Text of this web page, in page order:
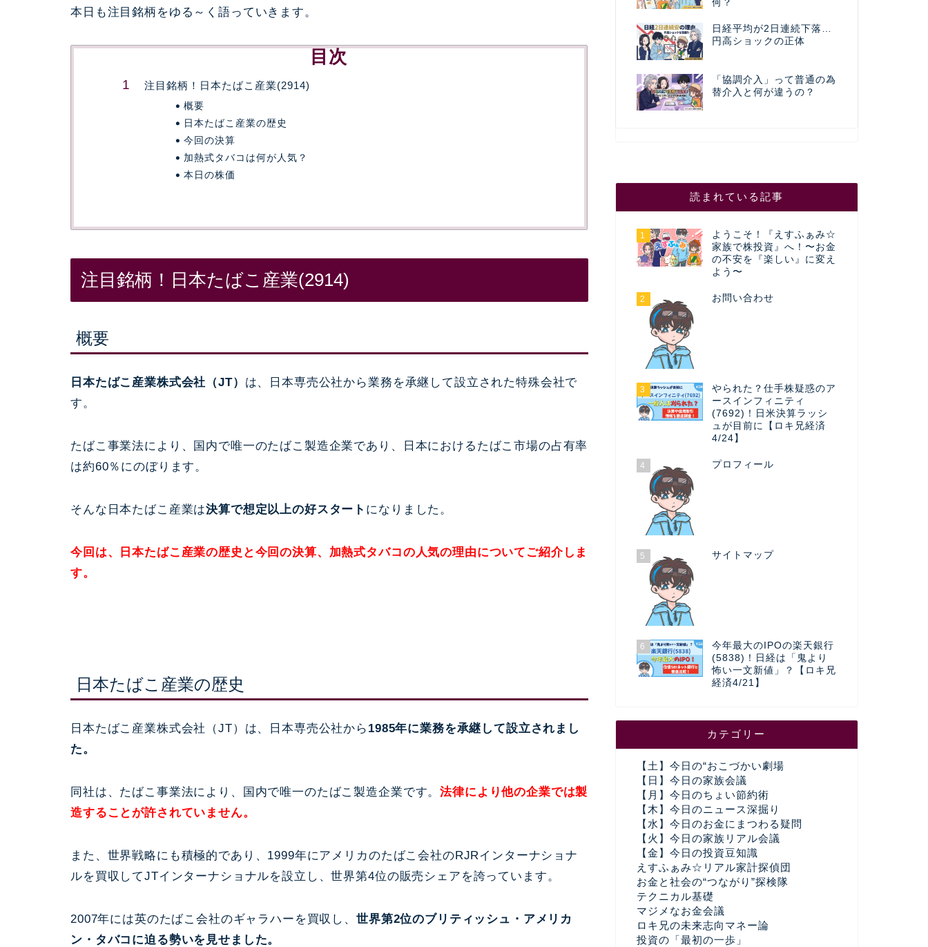
本日も注目銘柄をゆる～く語っていきます。
目次
注目銘柄！日本たばこ産業(2914)
概要
日本たばこ産業の歴史
今回の決算
加熱式タバコは何が人気？
本日の株価
注目銘柄！日本たばこ産業(2914)
概要
日本たばこ産業株式会社（JT） は、日本専売公社から業務を承継して設立された特殊会社で
す。
たばこ事業法により、国内で唯一のたばこ製造企業であり、日本におけるたばこ市場の占有率
は約60％にのぼります。
そんな日本たばこ産業は決算で想定以上の好スタート になりました。
今回は、日本たばこ産業の歴史と今回の決算、加熱式タバコの人気の理由についてご紹介しま
す。
日本たばこ産業の歴史
日本たばこ産業株式会社（JT）は、日本専売公社から 1985年に業務を承継して設立されまし
た。
同社は、たばこ事業法により、国内で唯一のたばこ製造企業です。法律により他の企業では製
造することが許されていません。
また、世界戦略にも積極的であり、1999年にアメリカのたばこ会社のRJRインターナショナ
ルを買収してJTインターナショナルを設立し、世界第4位の販売シェアを誇っています。
2007年には英のたばこ会社のギャラハーを買収し、 世界第2位のブリティッシュ・アメリカ
ン・タバコに迫る勢いを見せました。
何？
日経平均が2日連続下落…
円高ショックの正体
「協調介入」って普通の為
替介入と何が違うの？
読まれている記事
1
ようこそ！『えすふぁみ☆
家族で株投資』へ！〜お金
の不安を『楽しい』に変え
よう〜
2 お問い合わせ
3
やられた？仕手株疑惑のア
ースインフィニティ
(7692)！日米決算ラッシ
ュが目前に【ロキ兄経済
4/24】
4 プロフィール
5 サイトマップ
6
今年最大のIPOの楽天銀行
(5838)！日経は「鬼より
怖い一文新値」？【ロキ兄
経済4/21】
カテゴリー
【土】今日の“おこづかい劇場
【日】今日の家族会議
【月】今日のちょい節約術
【木】今日のニュース深掘り
【水】今日のお金にまつわる疑問
【火】今日の家族リアル会議
【金】今日の投資豆知識
えすふぁみ☆リアル家計探偵団
お金と社会の“つながり”探検隊
テクニカル基礎
マジメなお金会議
ロキ兄の未来志向マネー論
投資の「最初の一歩」